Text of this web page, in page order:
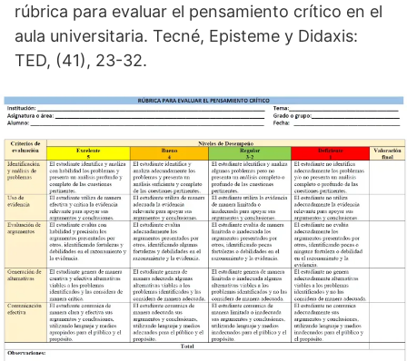
rúbrica para evaluar el pensamiento crítico en el
aula universitaria. Tecné, Episteme y Didaxis:
TED, (41), 23-32.